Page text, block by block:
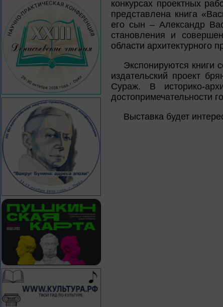
конкурсах проектных
представлена книга
его сын – Александр
становления и
области архитектурного
Экспонируются книги
издательский проект
Сураж. В историко-
достопримечательности
Выставка будет